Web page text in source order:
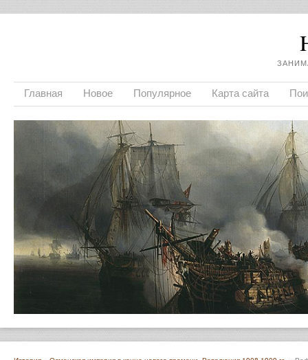
Главная Новое Популярное Карта сайта